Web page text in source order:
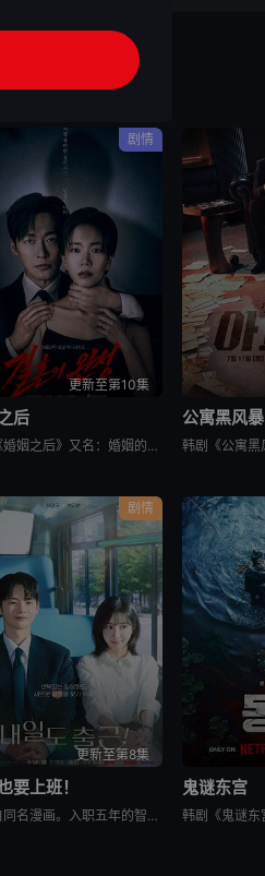
剧情
更新至第10集
后
韩剧《婚姻之后》又名：婚姻的完成,The Husband,The Fulfillment of Marriage,결혼의 완성，讲述了：神经外科权威姜泰柱（南宫珉 饰）因为老婆高世允（李雪 饰）在提出
公寓黑风暴
剧情
更新至第8集
要上班！
改编自同名漫画。入职五年的智允在无聊的公司生活中与公司最挑剔的男上司时宇纠缠在了一起，甚至以不想结婚为由而逃跑的前男友秋天出现了...
鬼谜东宫